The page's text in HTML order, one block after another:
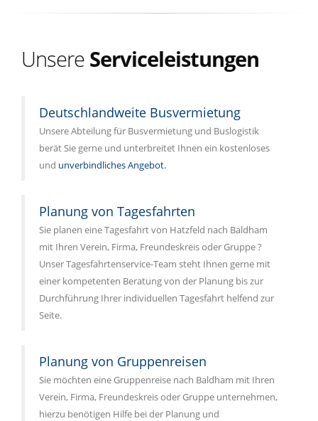
Unsere Serviceleistungen
Deutschlandweite Busvermietung
Unsere Abteilung für Busvermietung und Buslogistik
berät Sie gerne und unterbreitet Ihnen ein kostenloses
und unverbindliches Angebot.
Planung von Tagesfahrten
Sie planen eine Tagesfahrt von Hatzfeld nach Baldham
mit Ihren Verein, Firma, Freundeskreis oder Gruppe ?
Unser Tagesfahrtenservice-Team steht Ihnen gerne mit
einer kompetenten Beratung von der Planung bis zur
Durchführung Ihrer individuellen Tagesfahrt helfend zur
Seite.
Planung von Gruppenreisen
Sie möchten eine Gruppenreise nach Baldham mit Ihren
Verein, Firma, Freundeskreis oder Gruppe unternehmen,
hierzu benötigen Hilfe bei der Planung und